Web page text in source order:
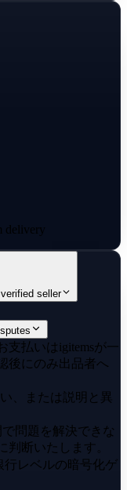
tailored to your
delivery
verified seller
支払いはigitemsが一
後にのみ出品者へ
、または説明と異
問題を解決できな
判断いたします。
行レベルの暗号化ゲ